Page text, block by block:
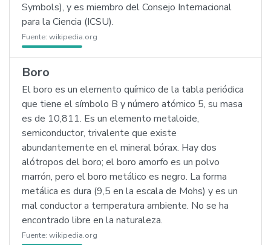
Symbols), y es miembro del Consejo Internacional
para la Ciencia (ICSU).
Fuente: wikipedia.org
Boro
El boro es un elemento químico de la tabla periódica
que tiene el símbolo B y número atómico 5, su masa
es de 10,811. Es un elemento metaloide,
semiconductor, trivalente que existe
abundantemente en el mineral bórax. Hay dos
alótropos del boro; el boro amorfo es un polvo
marrón, pero el boro metálico es negro. La forma
metálica es dura (9,5 en la escala de Mohs) y es un
mal conductor a temperatura ambiente. No se ha
encontrado libre en la naturaleza.
Fuente: wikipedia.org